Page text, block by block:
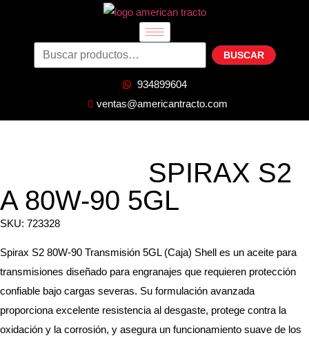
BUSCAR
934899604
ventas@americantracto.com
SPIRAX S2
A 80W-90 5GL
SKU: 723328
Spirax S2 80W-90 Transmisión 5GL (Caja) Shell es un aceite para
transmisiones diseñado para engranajes que requieren protección
confiable bajo cargas severas. Su formulación avanzada
proporciona excelente resistencia al desgaste, protege contra la
oxidación y la corrosión, y asegura un funcionamiento suave de los